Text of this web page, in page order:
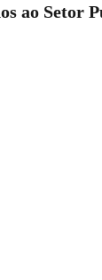
ao Setor